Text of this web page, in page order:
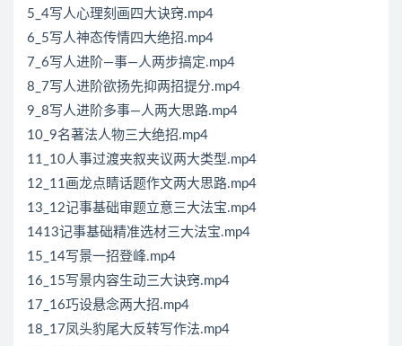
5_4写人心理刻画四大诀窍.mp4
6_5写人神态传情四大绝招.mp4
7_6写人进阶—事—人两步搞定.mp4
8_7写人进阶欲扬先抑两招提分.mp4
9_8写人进阶多事—人两大思路.mp4
10_9名著法人物三大绝招.mp4
11_10人事过渡夹叙夹议两大类型.mp4
12_11画龙点睛话题作文两大思路.mp4
13_12记事基础审题立意三大法宝.mp4
1413记事基础精准选材三大法宝.mp4
15_14写景一招登峰.mp4
16_15写景内容生动三大诀窍.mp4
17_16巧设悬念两大招.mp4
18_17凤头豹尾大反转写作法.mp4